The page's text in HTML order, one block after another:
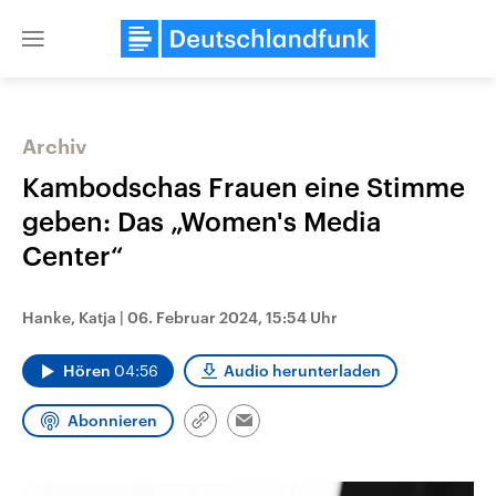
Close
Landtagswahl Sachsen-Anhalt
2026
Alle Informationen
Sachsen-Anhalt wählt am 6.
USA
mit großem Einfluss auf
Archiv
Kambodschas Frauen eine Stimme
geben: Das „Women's Media
Center“
Hanke, Katja | 06. Februar 2024, 15:54 Uhr
Hören 04:56 Audio herunterladen
Abonnieren
Link
Email